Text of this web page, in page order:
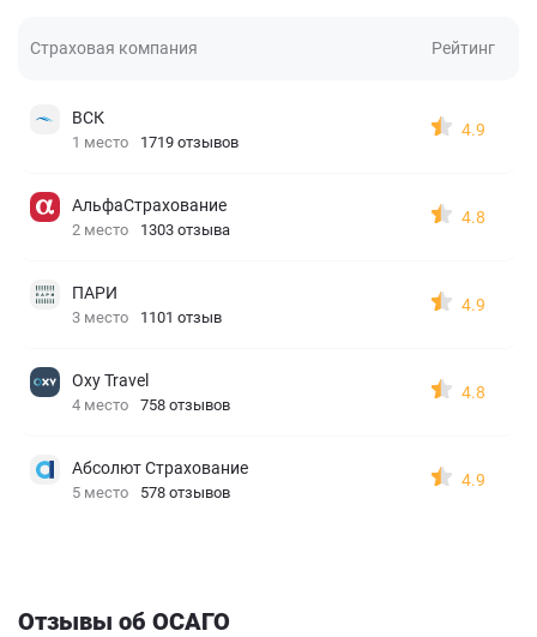
Страховая компания Рейтинг
ВСК
1 место 1719 отзывов
4.9
АльфаСтрахование
2 место 1303 отзыва
4.8
ПАРИ
3 место 1101 отзыв
4.9
Oxy Travel
4 место 758 отзывов
4.8
Абсолют Страхование
5 место 578 отзывов
4.9
Отзывы об ОСАГО